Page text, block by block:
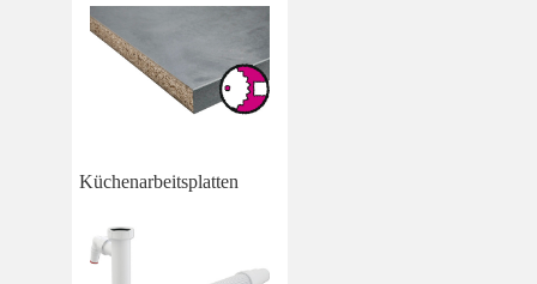
Küchenarbeitsplatten